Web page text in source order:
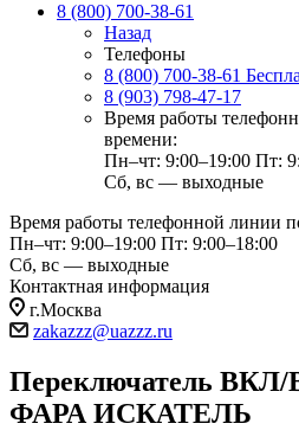
8 (800) 700-38-61
Назад
Телефоны
8 (800) 700-38-61
8 (903) 798-47-17
Время работы
времени:
Пн–чт: 9:00–19:00 Пт:
Сб, вс — выходные
Время работы телефонной линии
Пн–чт: 9:00–19:00 Пт: 9:00–18:00
Сб, вс — выходные
Контактная информация
г.Москва
zakazzz@uazzz.ru
Переключатель
ФАРА ИСКАТЕЛЬ